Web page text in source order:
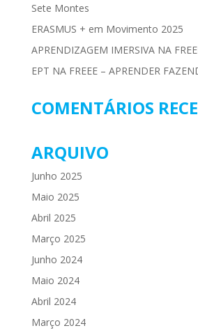
Sete Montes
ERASMUS + em Movimento 2025
APRENDIZAGEM IMERSIVA NA
EPT NA FREEE – APRENDER
COMENTÁRIOS
ARQUIVO
Junho 2025
Maio 2025
Abril 2025
Março 2025
Junho 2024
Maio 2024
Abril 2024
Março 2024